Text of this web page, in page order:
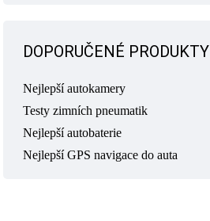
DOPORUČENÉ PRODUKTY
Nejlepší autokamery
Testy zimních pneumatik
Nejlepší autobaterie
Nejlepší GPS navigace do auta